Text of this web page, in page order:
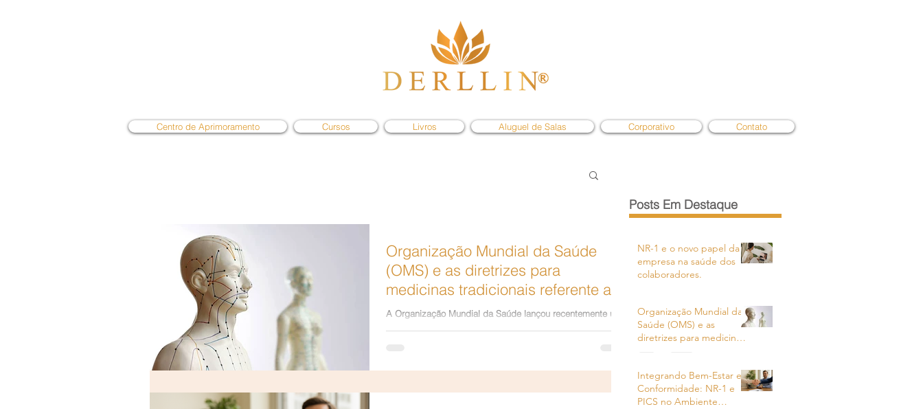
Centro de Aprimoramento Cursos Livros Aluguel de Salas Corporativo Contato
Organização Mundial da Saúde
(OMS) e as diretrizes para
medicinas tradicionais referente as
Praticas Complementares e
Integrativas em Saúde (PICS)
A Organização Mundial da Saúde lançou recentemente um
Posts Em Destaque
NR-1 e o novo papel da
empresa na saúde dos
colaboradores.
Organização Mundial da
Saúde (OMS) e as
diretrizes para medicinas
e Integrativas em Saúde
(PICS)
Integrando Bem-Estar e
Conformidade: NR-1 e
PICS no Ambiente